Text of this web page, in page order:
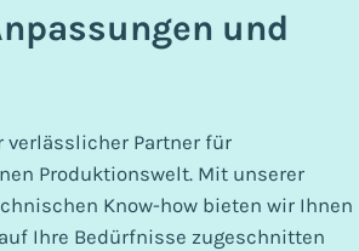
und
verlässlicher Partner für
Produktionswelt. Mit unserer
Know-how bieten wir Ihnen
Ihre Bedürfnisse zugeschnitten